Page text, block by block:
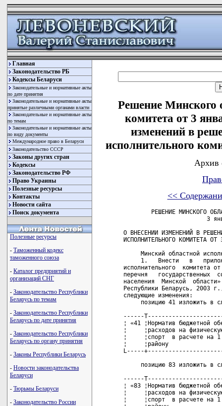
Главная
Законодательство РБ
Кодексы Беларуси
Законодательные и нормативные акты
по дате принятия
Законодательные и нормативные акты
принятые различными органами власти
Законодательные и нормативные акты
по темам
Законодательные и нормативные акты
по виду документы
Международное право в Беларуси
Законодательство СССР
Законы других стран
Кодексы
Законодательство РФ
Право Украины
Полезные ресурсы
Контакты
Новости сайта
Поиск документа
Полезные ресурсы
- Таможенный кодекс
таможенного союза
- Каталог предприятий и
организаций СНГ
- Законодательство Республики
Беларусь по темам
- Законодательство Республики
Беларусь по дате принятия
- Законодательство Республики
Беларусь по органу принятия
- Законы Республики Беларусь
- Новости законодательства
Беларуси
- Тюрьмы Беларуси
- Законодательство России
Решение Минского
комитета от 3
изменений в
исполнительного
Архив
<<
РЕШЕНИЕ МИНСКОГО ОБЛАСТНОГО ИСПОЛНИТЕЛЬНОГО КОМИТЕТА
                        3 января 2006 г. № 4

О ВНЕСЕНИИ ИЗМЕНЕНИЙ В РЕШЕНИЕ МИНСКОГО ОБЛАСТНОГО
ИСПОЛНИТЕЛЬНОГО КОМИТЕТА ОТ 30 ИЮНЯ 2003 Г. № 486

     Минский областной исполнительный комитет РЕШИЛ:
     1.   Внести   в   приложение  к  решению  Минского   областного
исполнительного  комитета от 30 июня 2003 г. № 486  «Об  утверждении
перечня   государственных  социальных  стандартов  по   обслуживанию
населения  Минской  области»  (Национальный  реестр  правовых  актов
Республики Беларусь, 2003 г., № 102, 9/2856; 2004 г., № 114, 9/3503)
следующие изменения:
     позицию 41 изложить в следующей редакции:
     
------T---------------------------------T---------T----------------¬ 
¦ «41 ¦Норматив бюджетной обеспеченности¦ Рублей  ¦Не   менее  0,25¦
¦     ¦расходов на физическую культуру и¦         ¦базовой  величи-¦
¦     ¦спорт  в расчете на 1 человека по¦         ¦ны»;            ¦
¦     ¦району                           ¦         ¦                ¦
L-----+---------------------------------+---------+----------------- 
 
     позицию 83 изложить в следующей редакции:
 
------T---------------------------------T---------T----------------¬ 
¦ «83 ¦Норматив бюджетной обеспеченности¦ Рублей  ¦Не   менее  0,25¦
¦     ¦расходов на физическую культуру и¦         ¦базовой  величи-¦
¦     ¦спорт  в расчете на 1 человека по¦         ¦ны»;            ¦
¦     ¦району                           ¦         ¦                ¦
L-----+---------------------------------+---------+----------------- 
 
     позицию 127 изложить в следующей редакции:
 
------T---------------------------------T---------T----------------¬ 
¦«127 ¦Норматив бюджетной обеспеченности¦ Рублей  ¦Не   менее  0,25¦
¦     ¦расходов на физическую культуру и¦         ¦базовой  величи-¦
¦     ¦спорт  в расчете на 1 человека по¦         ¦ны»;            ¦
¦     ¦району                           ¦         ¦                ¦
L-----+---------------------------------+---------+----------------- 
 
     позицию 171 изложить в следующей редакции:
 
------T---------------------------------T---------T----------------¬ 
¦«171 ¦Норматив бюджетной обеспеченности¦ Рублей  ¦Не   менее  0,25¦
¦     ¦расходов на физическую культуру и¦         ¦базовой  величи-¦
¦     ¦спорт  в расчете на 1 человека по¦         ¦ны»;            ¦
¦     ¦району                           ¦         ¦                ¦
L-----+---------------------------------+---------+----------------- 
 
     позицию 215 изложить в следующей редакции:
 
------T---------------------------------T---------T----------------¬ 
¦«215 ¦Норматив бюджетной обеспеченности¦ Рублей  ¦Не   менее  0,25¦
¦     ¦расходов на физическую культуру и¦         ¦базовой  величи-¦
¦     ¦спорт  в расчете на 1 человека по¦         ¦ны»;            ¦
¦     ¦району                           ¦         ¦                ¦
L-----+---------------------------------+---------+----------------- 
 
     позицию 259 изложить в следующей редакции:
 
------T---------------------------------T---------T----------------¬ 
¦«259 ¦Норматив бюджетной обеспеченности¦ Рублей  ¦Не   менее  0,25¦
¦     ¦расходов на физическую культуру и¦         ¦базовой  величи-¦
¦     ¦спорт  в расчете на 1 человека по¦         ¦ны»;            ¦
¦     ¦району                           ¦         ¦                ¦
L-----+---------------------------------+---------+----------------- 
 
     позицию 303 изложить в следующей редакции:
 
------T---------------------------------T---------T----------------¬ 
¦«303 ¦Норматив бюджетной обеспеченности¦ Рублей  ¦Не   менее  0,25¦
¦     ¦расходов на физическую культуру и¦         ¦базовой  величи-¦
¦     ¦спорт  в расчете на 1 человека по¦         ¦ны»;            ¦
¦     ¦району                           ¦         ¦                ¦
L-----+---------------------------------+---------+----------------- 
 
     позицию 346 изложить в следующей редакции:
 
------T---------------------------------T---------T----------------¬ 
¦«346 ¦Норматив бюджетной обеспеченности¦ Рублей  ¦Не   менее  0,25¦
¦     ¦расходов на физическую культуру и¦         ¦базовой  величи-¦
¦     ¦спорт  в расчете на 1 человека по¦         ¦ны»;            ¦
¦     ¦району                           ¦         ¦                ¦
L-----+---------------------------------+---------+----------------- 
 
     позицию 390 изложить в следующей редакции:
 
------T---------------------------------T---------T----------------¬ 
¦«390 ¦Норматив бюджетной обеспеченности¦ Рублей  ¦Не   менее  0,25¦
¦     ¦расходов на физическую